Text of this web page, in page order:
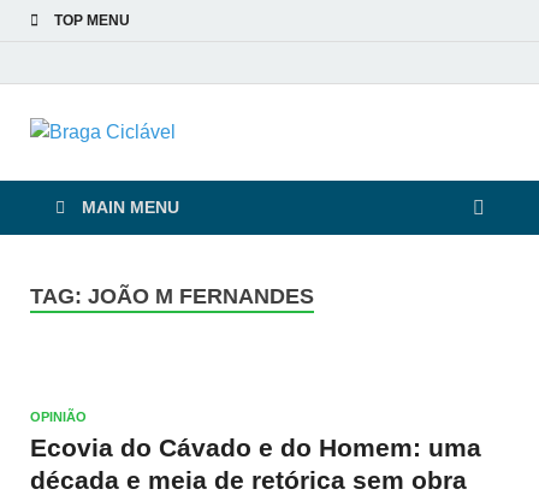
TOP MENU
Braga Ciclável
MAIN MENU
TAG: JOÃO M FERNANDES
OPINIÃO
Ecovia do Cávado e do Homem: uma
década e meia de retórica sem obra